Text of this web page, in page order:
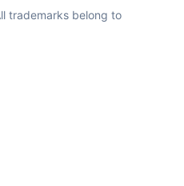
trademarks belong to